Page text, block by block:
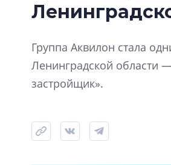
Группа Аквилон стала
Ленинградской области
застройщик».